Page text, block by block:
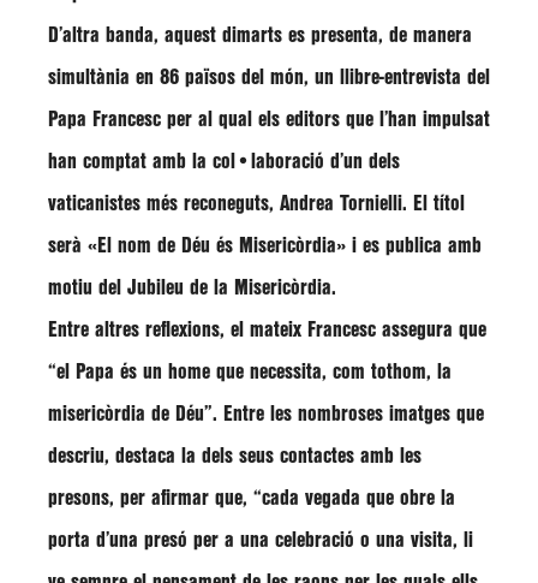
D’altra banda, aquest dimarts es presenta, de manera
simultània en 86 països del món, un llibre-entrevista del
Papa Francesc per al qual els editors que l’han impulsat
han comptat amb la col•laboració d’un dels
vaticanistes més reconeguts, Andrea Tornielli. El títol
serà «El nom de Déu és Misericòrdia» i es publica amb
motiu del Jubileu de la Misericòrdia.
Entre altres reflexions, el mateix Francesc assegura que
“el Papa és un home que necessita, com tothom, la
misericòrdia de Déu”. Entre les nombroses imatges que
descriu, destaca la dels seus contactes amb les
presons, per afirmar que, “cada vegada que obre la
porta d’una presó per a una celebració o una visita, li